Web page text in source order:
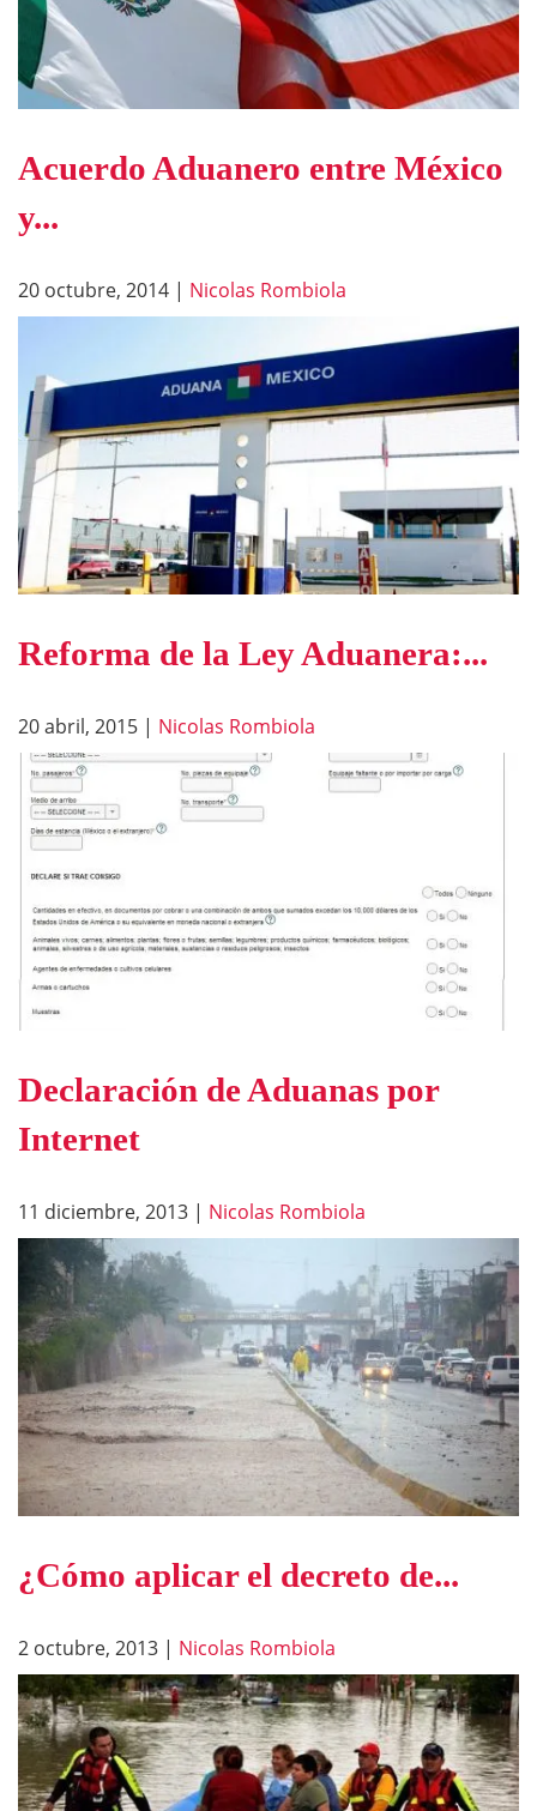
Acuerdo Aduanero entre México
y...
20 octubre, 2014 | Nicolas Rombiola
Reforma de la Ley Aduanera:...
20 abril, 2015 | Nicolas Rombiola
Declaración de Aduanas por
Internet
11 diciembre, 2013 | Nicolas Rombiola
¿Cómo aplicar el decreto de...
2 octubre, 2013 | Nicolas Rombiola